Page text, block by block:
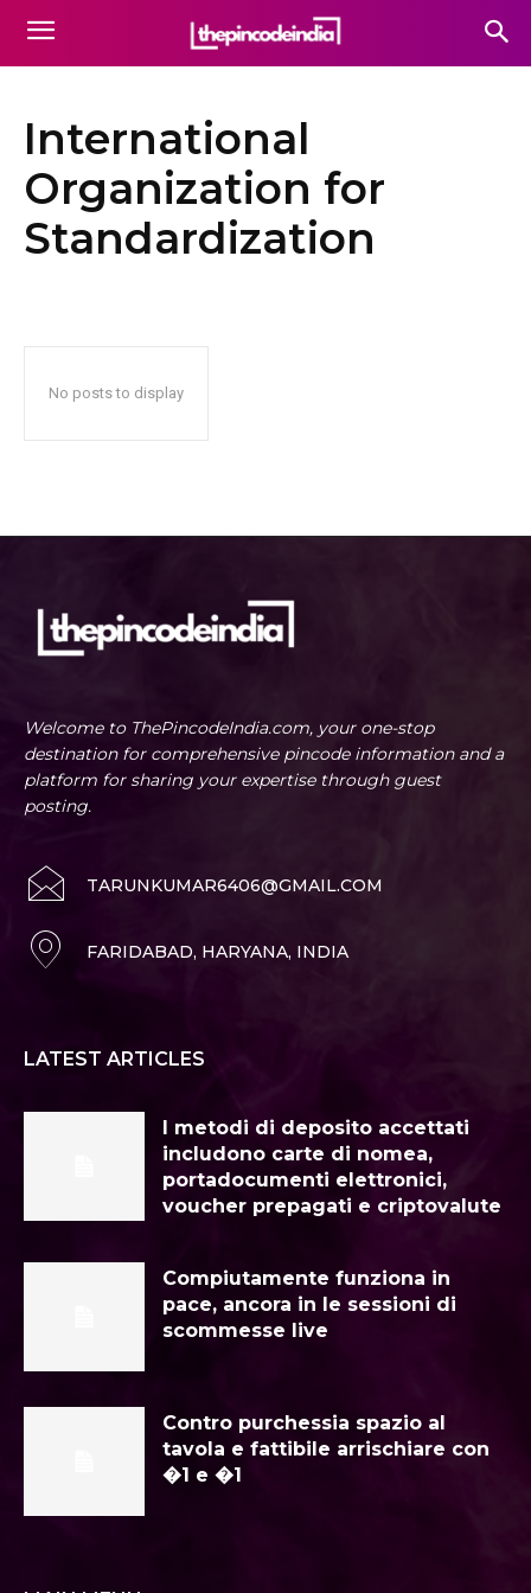
International
Organization for
Standardization
No posts to display
Welcome to ThePincodeIndia.com, your one-stop
destination for comprehensive pincode information and a
platform for sharing your expertise through guest
posting.
TARUNKUMAR6406@GMAIL.COM
FARIDABAD, HARYANA, INDIA
LATEST ARTICLES
I metodi di deposito accettati
includono carte di nomea,
portadocumenti elettronici,
voucher prepagati e criptovalute
Compiutamente funziona in
pace, ancora in le sessioni di
scommesse live
Contro purchessia spazio al
tavola e fattibile arrischiare con
�1 e �1